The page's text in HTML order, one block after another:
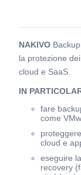
NAKIVO
la protezione
cloud e SaaS.
IN
fare
come
cloud e
eseguire
recovery